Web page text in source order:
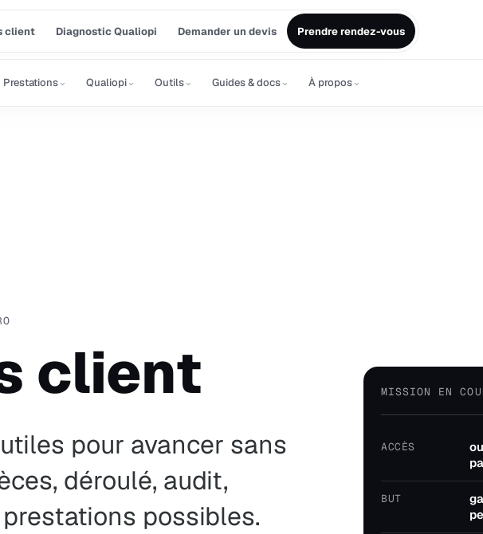
client Diagnostic Qualiopi Demander un devis Prendre rendez-vous
Prestations⌄ Qualiopi⌄ Outils⌄ Guides & docs⌄ À propos⌄
client
pour avancer sans
déroulé, audit,
possibles.
MISSION EN
ACCÈS
BUT